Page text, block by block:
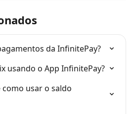
da InfinitePay?
usando o App InfinitePay?
como usar o saldo